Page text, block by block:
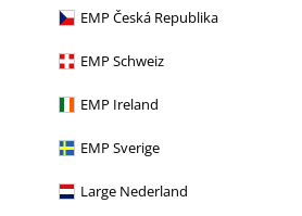
EMP Česká Republika
EMP Schweiz
EMP Ireland
EMP Sverige
Large Nederland
ZĽAVA 34%
Takmer vypredané
€ 48,99
Rock Rebel by EMP